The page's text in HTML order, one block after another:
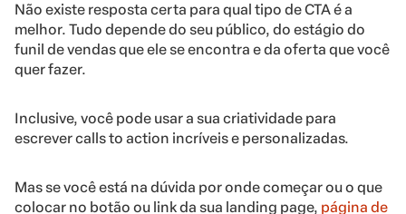
Não existe resposta certa para qual tipo de CTA é a
melhor. Tudo depende do seu público, do estágio do
funil de vendas que ele se encontra e da oferta que você
quer fazer.
Inclusive, você pode usar a sua criatividade para
escrever calls to action incríveis e personalizadas.
Mas se você está na dúvida por onde começar ou o que
colocar no botão ou link da sua landing page, página de